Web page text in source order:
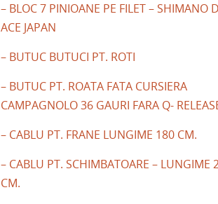
– BLOC 7 PINIOANE PE FILET – SHIMANO
ACE JAPAN
– BUTUC BUTUCI PT. ROTI
– BUTUC PT. ROATA FATA CURSIERA
CAMPAGNOLO 36 GAURI FARA Q-
– CABLU PT. FRANE LUNGIME 180 CM.
– CABLU PT. SCHIMBATOARE – LUNGIME
CM.